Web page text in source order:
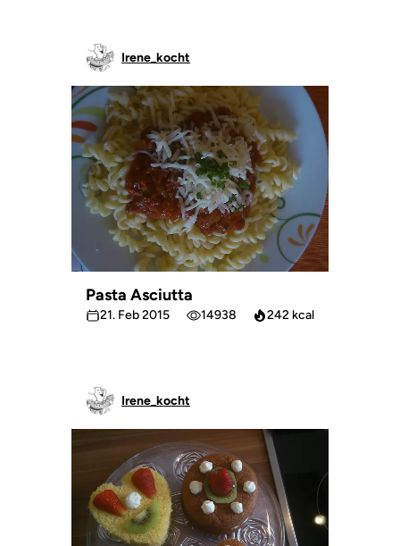
Irene_kocht
Pasta Asciutta
21. Feb 2015 14938 242 kcal
Irene_kocht